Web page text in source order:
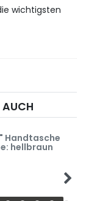
wichtigsten
AUCH
Handtasche
hellbraun